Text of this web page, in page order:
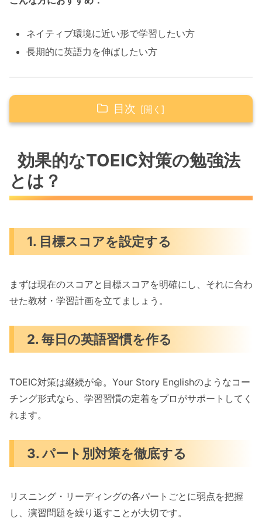
ネイティブ環境に近い形で学習したい方
長期的に英語力を伸ばしたい方
目次
ー・イングリッシュ）
2. ECC外語学院 町田校
1. 目標スコアを設定する
2. 毎日の英語習慣を作る
4. 模試を定期的に実施する
まとめ
Your Story English のコース一覧
その他のコースもご用意
効果的なTOEIC対策の勉強法
とは？
1. 目標スコアを設定する
まずは現在のスコアと目標スコアを明確にし、それに合わ
せた教材・学習計画を立てましょう。
2. 毎日の英語習慣を作る
TOEIC対策は継続が命。Your Story Englishのようなコー
チング形式なら、学習習慣の定着をプロがサポートしてく
れます。
3. パート別対策を徹底する
リスニング・リーディングの各パートごとに弱点を把握
し、演習問題を繰り返すことが大切です。